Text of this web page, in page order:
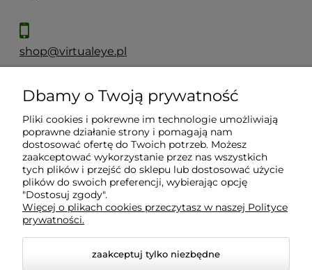
shop@virtualeye.pl
Moje konto
Płatności i dostawa
Informacje
O nas
Dbamy o Twoją prywatność
Pliki cookies i pokrewne im technologie umożliwiają
poprawne działanie strony i pomagają nam
dostosować ofertę do Twoich potrzeb. Możesz
zaakceptować wykorzystanie przez nas wszystkich
tych plików i przejść do sklepu lub dostosować użycie
plików do swoich preferencji, wybierając opcję
"Dostosuj zgody".
Więcej o plikach cookies przeczytasz w naszej Polityce
prywatności.
zaakceptuj tylko niezbędne